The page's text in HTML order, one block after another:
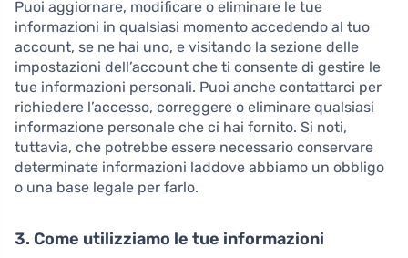
Puoi aggiornare, modificare o eliminare le tue
informazioni in qualsiasi momento accedendo al tuo
account, se ne hai uno, e visitando la sezione delle
impostazioni dell’account che ti consente di gestire le
tue informazioni personali. Puoi anche contattarci per
richiedere l’accesso, correggere o eliminare qualsiasi
informazione personale che ci hai fornito. Si noti,
tuttavia, che potrebbe essere necessario conservare
determinate informazioni laddove abbiamo un obbligo
o una base legale per farlo.
3. Come utilizziamo le tue informazioni